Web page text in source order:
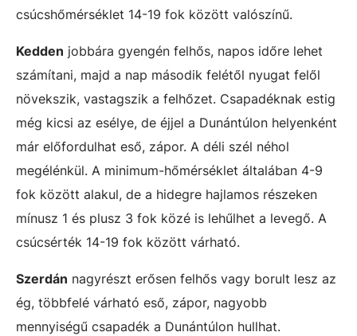
csúcshőmérséklet 14-19 fok között valószínű.
Kedden jobbára gyengén felhős, napos időre lehet
számítani, majd a nap második felétől nyugat felől
növekszik, vastagszik a felhőzet. Csapadéknak estig
még kicsi az esélye, de éjjel a Dunántúlon helyenként
már előfordulhat eső, zápor. A déli szél néhol
megélénkül. A minimum-hőmérséklet általában 4-9
fok között alakul, de a hidegre hajlamos részeken
mínusz 1 és plusz 3 fok közé is lehűlhet a levegő. A
csúcsérték 14-19 fok között várható.
Szerdán nagyrészt erősen felhős vagy borult lesz az
ég, többfelé várható eső, zápor, nagyobb
mennyiségű csapadék a Dunántúlon hullhat.